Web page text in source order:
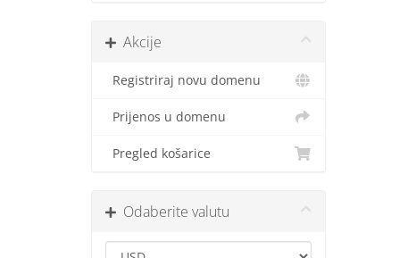
Akcije
Registriraj novu domenu
Prijenos u domenu
Pregled košarice
Odaberite valutu